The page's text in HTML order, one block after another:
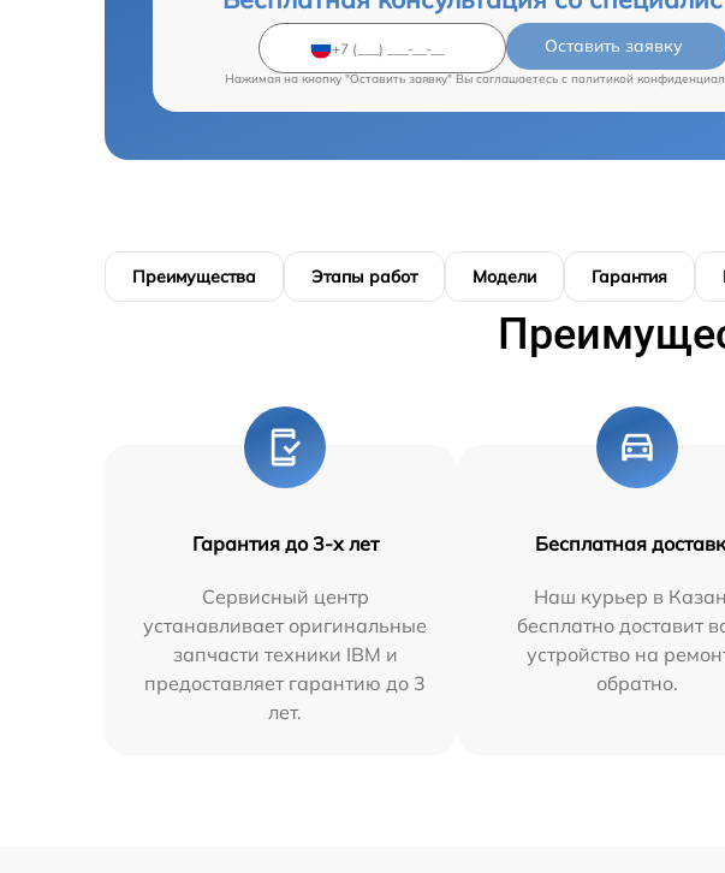
Оставить заявку
Нажимая на кнопку "Оставить заявку" Вы соглашаетесь c политикой
Преимущества Этапы работ Модели Гарантия
Гарантия до 3-х лет
Сервисный центр
устанавливает оригинальные
запчасти техники IBM и
предоставляет гарантию до 3
лет.
Бесплатная
Наш курьер в
бесплатно доставит
устройство на
обратно.